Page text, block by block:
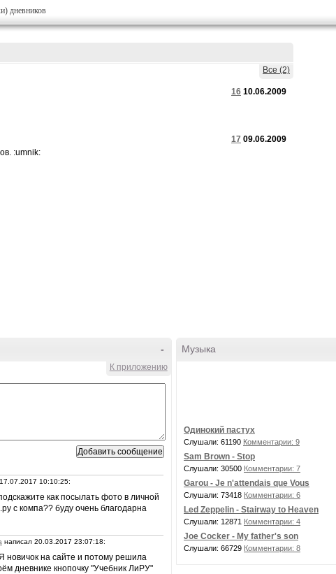
дневников
Все (2)
16 10.06.2009
17 09.06.2009
:umnik:
-
К приложению
10:10:25:
как посылать фото в личной
с компа?? буду очень благодарна
написал 20.03.2017 23:07:18:
новичок на сайте и потому решила
дневнике кнопочку "Учебник ЛиРУ"
Музыка
Одинокий пастух
Слушали: 61190 Комментарии: 9
Sam Brown - Stop
Слушали: 30500 Комментарии: 7
Garou - Je n'attendais que Vous
Слушали: 73418 Комментарии: 6
Led Zeppelin - Stairway to Heaven
Слушали: 12871 Комментарии: 4
Joe Cocker - My father's son
Слушали: 66729 Комментарии: 8